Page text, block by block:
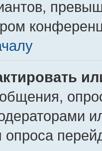
опроса